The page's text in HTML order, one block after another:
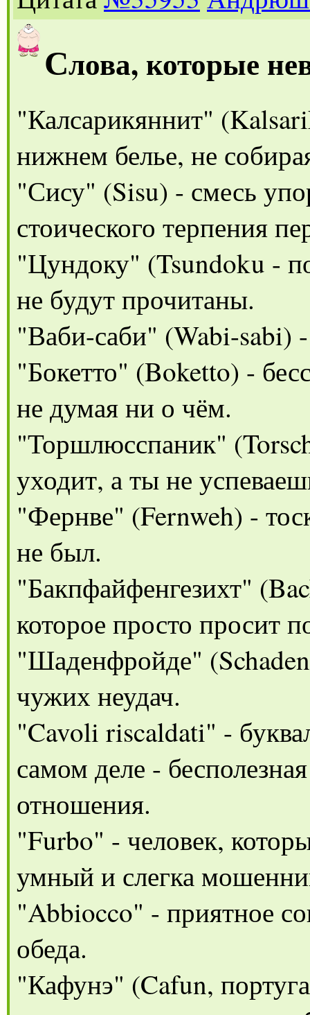
Слова, которые
"Калсарикяннит"
нижнем белье, не
"Сису" (Sisu) - смесь
стоического терпения
"Цундоку" (Tsundoku -
не будут прочитаны.
"Ваби-саби" (Wabi-sabi)
"Бокетто" (Boketto) -
не думая ни о чём.
"Торшлюсспаник"
уходит, а ты не
"Фернве" (Fernweh) -
не был.
"Бакпфайфенгезихт"
которое просто просит
"Шаденфройде"
чужих неудач.
"Cavoli riscaldati" -
самом деле -
отношения.
"Furbo" - человек,
умный и слегка
"Abbiocco" - приятное
обеда.
"Кафунэ" (Cafun,